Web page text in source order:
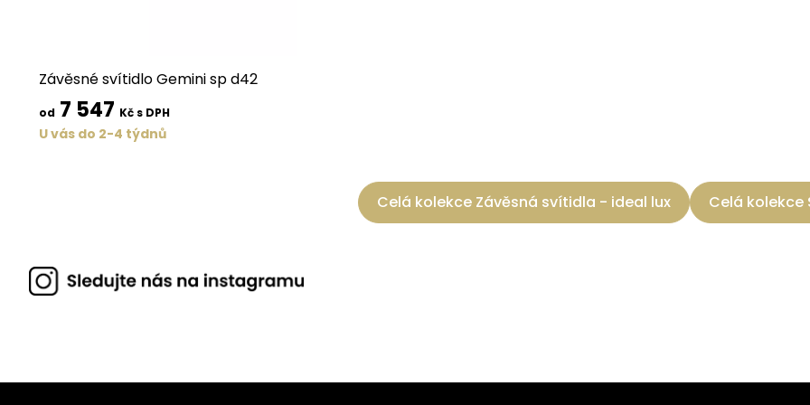
Závěsné svítidlo Gemini sp d42
od 7 547 Kč s DPH
U vás do 2-4 týdnů
Celá kolekce Závěsná svítidla - ideal lux Celá kolekce